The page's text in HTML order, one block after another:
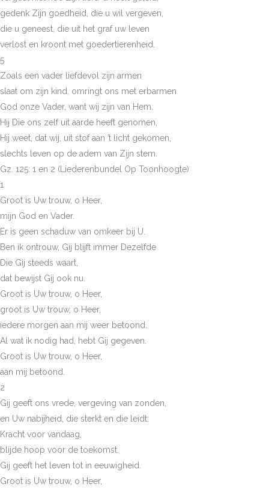
gedenk Zijn goedheid, die u wil vergeven,
die u geneest, die uit het graf uw leven
verlost en kroont met goedertierenheid.
5
Zoals een vader liefdevol zijn armen
slaat om zijn kind, omringt ons met erbarmen
God onze Vader, want wij zijn van Hem.
Hij Die ons zelf uit aarde heeft genomen,
Hij weet, dat wij, uit stof aan ’t licht gekomen,
slechts leven op de adem van Zijn stem.
Gz. 125: 1 en 2 (Liederenbundel Op Toonhoogte)
1
Groot is Uw trouw, o Heer,
mijn God en Vader.
Er is geen schaduw van omkeer bij U.
Ben ik ontrouw, Gij blijft immer Dezelfde
Die Gij steeds waart,
dat bewijst Gij ook nu.
Groot is Uw trouw, o Heer,
groot is Uw trouw, o Heer,
iedere morgen aan mij weer betoond.
Al wat ik nodig had, hebt Gij gegeven.
Groot is Uw trouw, o Heer,
aan mij betoond.
2
Gij geeft ons vrede, vergeving van zonden,
en Uw nabijheid, die sterkt en die leidt:
Kracht voor vandaag,
blijde hoop voor de toekomst.
Gij geeft het leven tot in eeuwigheid.
Groot is Uw trouw, o Heer,